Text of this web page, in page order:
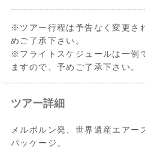
※ツアー行程は予告なく変更さ
めご了承下さい。
※フライトスケジュールは一例
ますので、予めご了承下さい。
ツアー詳細
メルボルン発、世界遺産エアー
パッケージ。